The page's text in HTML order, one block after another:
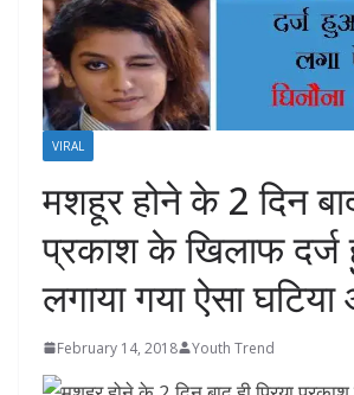
VIRAL
मशहूर होने के 2 दिन
प्रकाश के खिलाफ
लगाया गया ऐसा घटिया
February 14, 2018 Youth Trend